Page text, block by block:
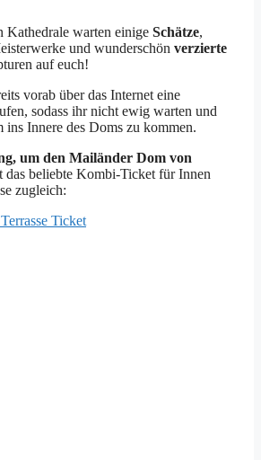
Kathedrale warten einige Schätze,
und wunderschön verzierte
auf euch!
vorab über das Internet eine
sodass ihr nicht ewig warten und
ins Innere des Doms zu kommen.
um den Mailänder Dom von
das beliebte Kombi-Ticket für Innen
zugleich:
Ticket